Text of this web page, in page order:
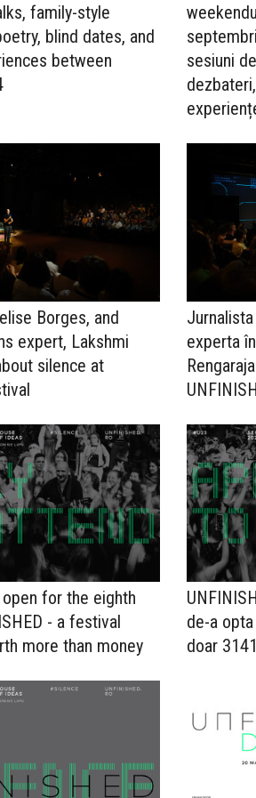
family-style
blind dates, and
between
sesiuni
Borges, and
expert, Lakshmi
silence at
experta
for the eighth
- a festival
more than money
de-a
doar